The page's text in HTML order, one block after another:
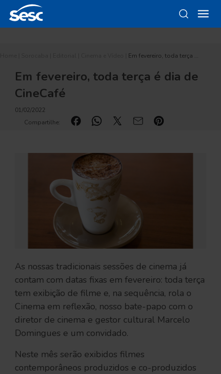
Em fevereiro, toda terça …
Em fevereiro, toda terça é dia de
CineCafé
01/02/2022
Compartilhe:
As nossas tradicionais sessões de cinema já
contam com datas fixas em fevereiro: toda terça
tem exibição de filme e, na sequência, rola o
Cinema em reflexão, nosso bate-papo com o
diretor de cinema e gestor cultural Marcelo
Domingues e um convidado.
Neste mês serão exibidos filmes
contemporâneos produzidos e co-produzidos